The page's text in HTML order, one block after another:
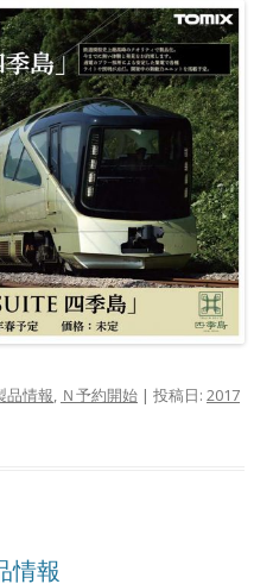
品情報, Ｎ予約開始 | 投稿日: 2017
情報